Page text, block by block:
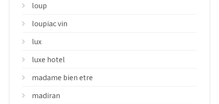
loup
loupiac vin
lux
luxe hotel
madame bien etre
madiran